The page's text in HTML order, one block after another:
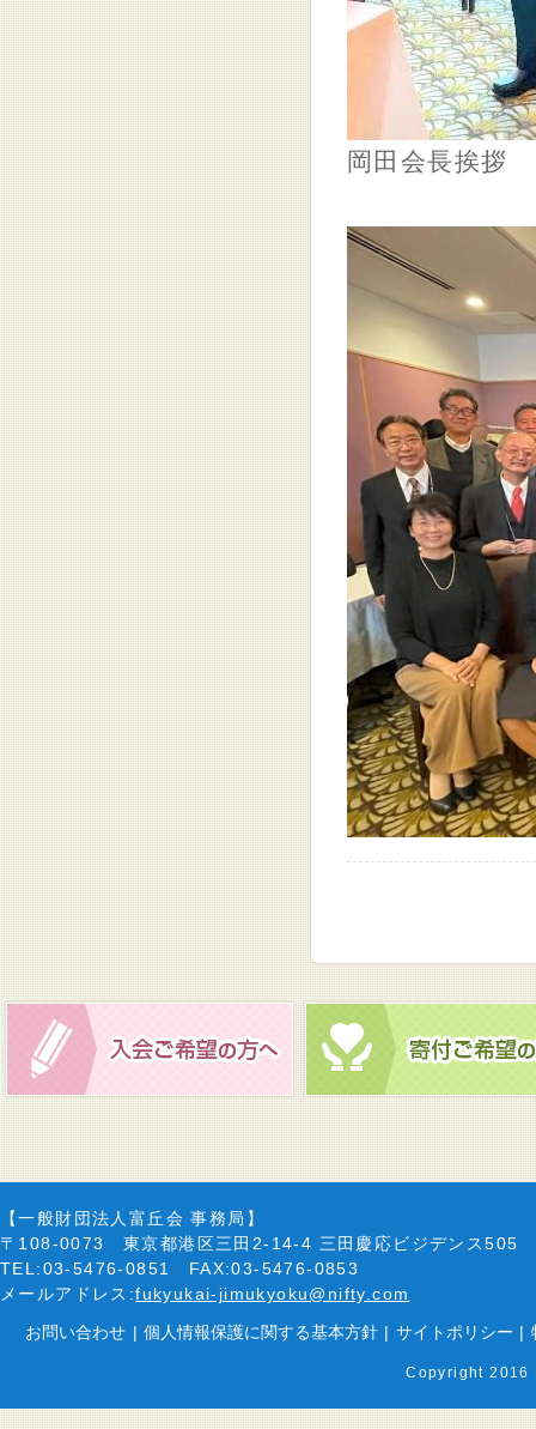
岡田会長挨拶
【一般財団法人富丘会 事務局】
〒108-0073 東京都港区三田2-14-4 三田慶応ビジデンス505
TEL:03-5476-0851 FAX:03-5476-0853
メールアドレス:fukyukai-jimukyoku@nifty.com
お問い合わせ | 個人情報保護に関する基本方針 | サイトポリシー |
Copyright 2016